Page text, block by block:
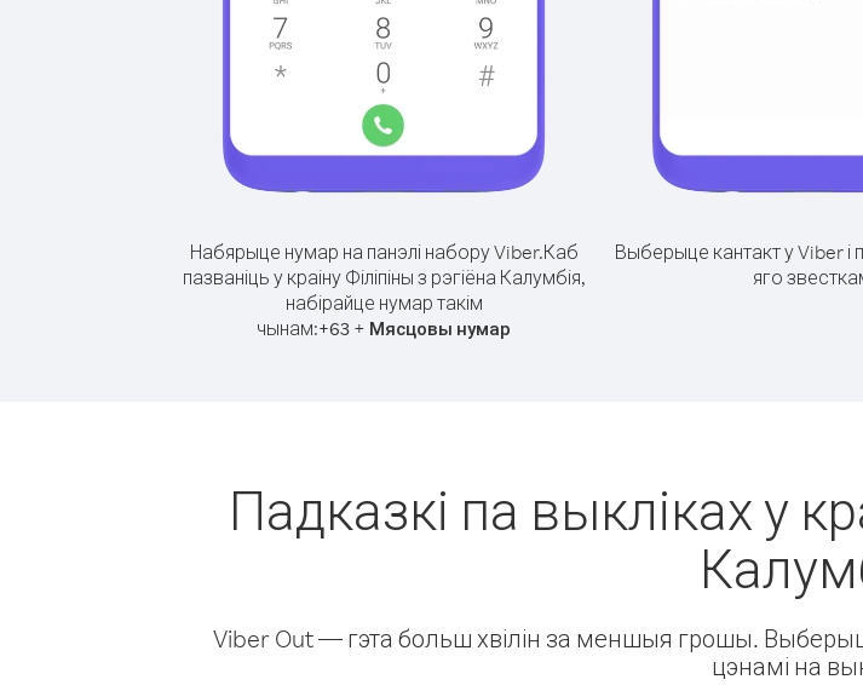
Набярыце нумар на панэлі набору Viber.Каб
пазваніць у краіну Філіпіны з рэгіёна Калумбія,
набірайце нумар такім
чынам:+63 + Мясцовы нумар
Выберыце кантакт у Viber і
яго
Падказкі па выкліках у
Viber Out — гэта больш хвілін за меншыя грошы.
цэнамі на